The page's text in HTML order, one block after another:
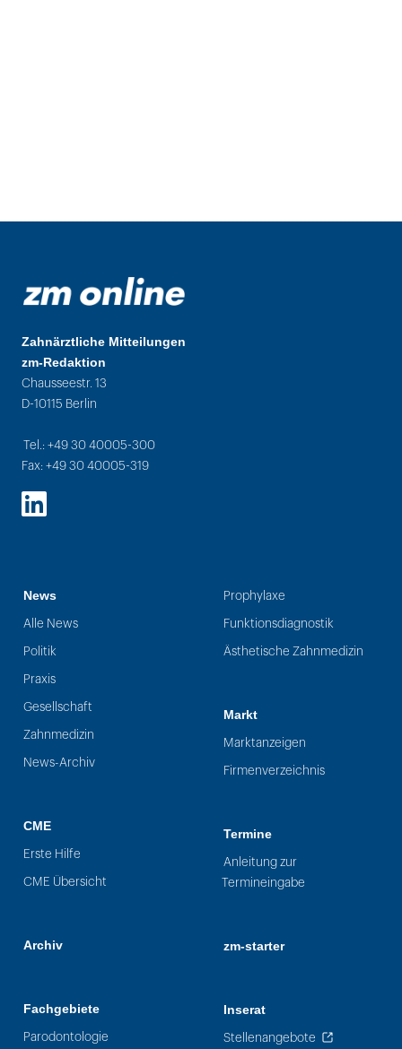
Zahnärztliche Mitteilungen
zm-Redaktion
Chausseestr. 13
D-10115 Berlin
Tel.: +49 30 40005-300
Fax: +49 30 40005-319
LinkedIn
News
Alle News
Politik
Praxis
Gesellschaft
Zahnmedizin
News-Archiv
CME
Erste Hilfe
CME Übersicht
Archiv
Fachgebiete
Parodontologie
Prophylaxe
Funktionsdiagnostik
Ästhetische Zahnmedizin
Markt
Marktanzeigen
Firmenverzeichnis
Termine
Anleitung zur
Termineingabe
zm-starter
Inserat
Stellenangebote